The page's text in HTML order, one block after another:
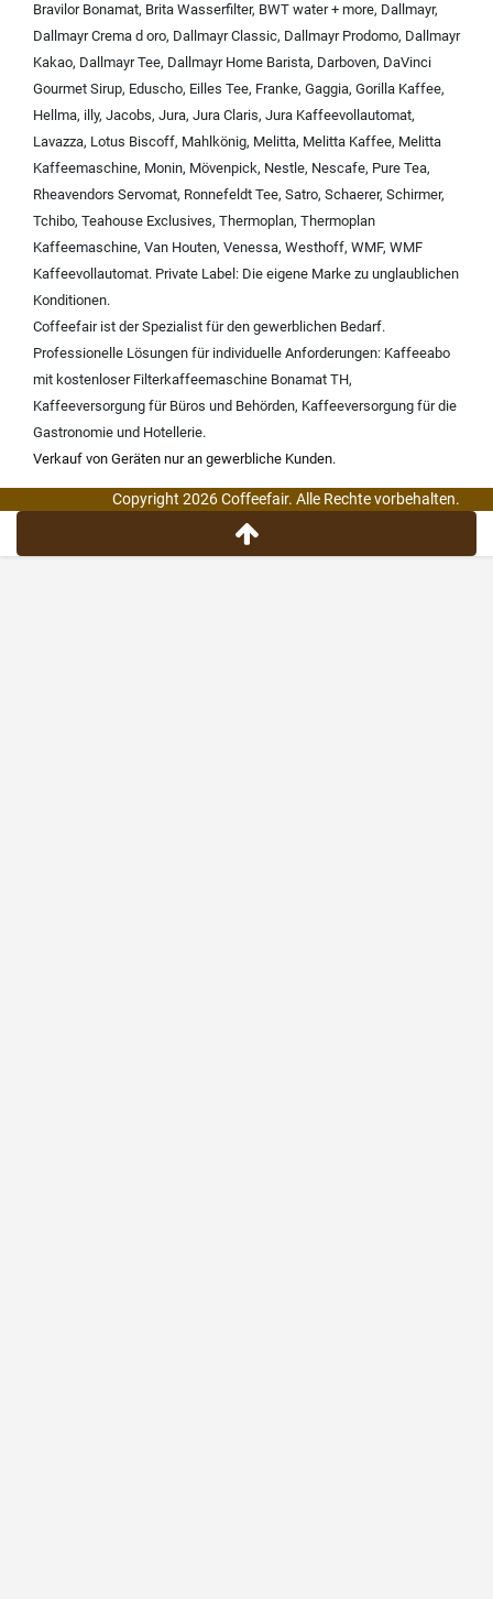
Bravilor Bonamat, Brita Wasserfilter, BWT water + more, Dallmayr,
Dallmayr Crema d oro, Dallmayr Classic, Dallmayr Prodomo, Dallmayr
Kakao, Dallmayr Tee, Dallmayr Home Barista, Darboven, DaVinci
Gourmet Sirup, Eduscho, Eilles Tee, Franke, Gaggia, Gorilla Kaffee,
Hellma, illy, Jacobs, Jura, Jura Claris, Jura Kaffeevollautomat,
Lavazza, Lotus Biscoff, Mahlkönig, Melitta, Melitta Kaffee, Melitta
Kaffeemaschine, Monin, Mövenpick, Nestle, Nescafe, Pure Tea,
Rheavendors Servomat, Ronnefeldt Tee, Satro, Schaerer, Schirmer,
Tchibo, Teahouse Exclusives, Thermoplan, Thermoplan
Kaffeemaschine, Van Houten, Venessa, Westhoff, WMF, WMF
Kaffeevollautomat. Private Label: Die eigene Marke zu unglaublichen
Konditionen.
Coffeefair ist der Spezialist für den gewerblichen Bedarf.
Professionelle Lösungen für individuelle Anforderungen: Kaffeeabo
mit kostenloser Filterkaffeemaschine Bonamat TH,
Kaffeeversorgung für Büros und Behörden, Kaffeeversorgung für die
Gastronomie und Hotellerie.
Verkauf von Geräten nur an gewerbliche Kunden.
Copyright 2026 Coffeefair. Alle Rechte vorbehalten.